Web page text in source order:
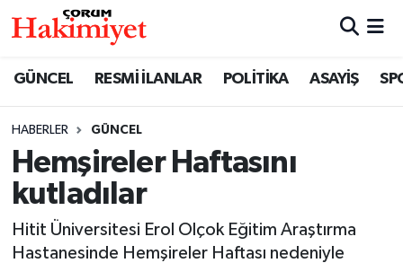
GÜNCEL RESMİ İLANLAR POLİTİKA ASAYİŞ
HABERLER GÜNCEL
Hemşireler Haftasını
kutladılar
Hitit Üniversitesi Erol Olçok Eğitim Araştırma
Hastanesinde Hemşireler Haftası nedeniyle
SAĞLIK
ASAYİŞ
EKONOMİ
Nöbetçi Eczaneler
Çorum Namaz Vakitleri
Trafik Durumu
Süper Lig Puan Durumu ve Fikstür